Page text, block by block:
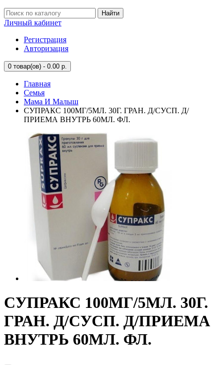
Найти
Личный кабинет
Регистрация
Авторизация
0 товар(ов) - 0.00 р.
Главная
Семья
Мама И Малыш
СУПРАКС 100МГ/5МЛ. 30Г. ГРАН. Д/СУСП. Д/
ПРИЕМА ВНУТРЬ 60МЛ. ФЛ.
СУПРАКС 100МГ/5МЛ. 30Г.
ГРАН. Д/СУСП. Д/ПРИЕМА
ВНУТРЬ 60МЛ. ФЛ.